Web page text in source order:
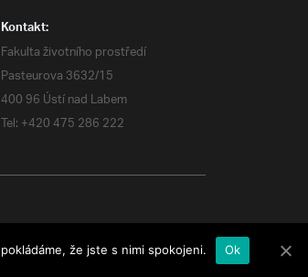
Kontakt:
Fakulta životního prostředí
Pasteurova 3632/15
400 96 Ústí nad Labem
Tel: +420 475 286 222
že jste s nimi spokojeni. Ok